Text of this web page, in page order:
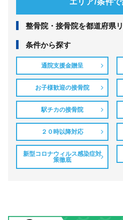
整⾻院・接⾻院を都道府県
条件から探す
通院支援金贈呈
お子様歓迎の接骨院
駅チカの接骨院
２０時以降対応
新型コロナウィルス感染症対
策徹底